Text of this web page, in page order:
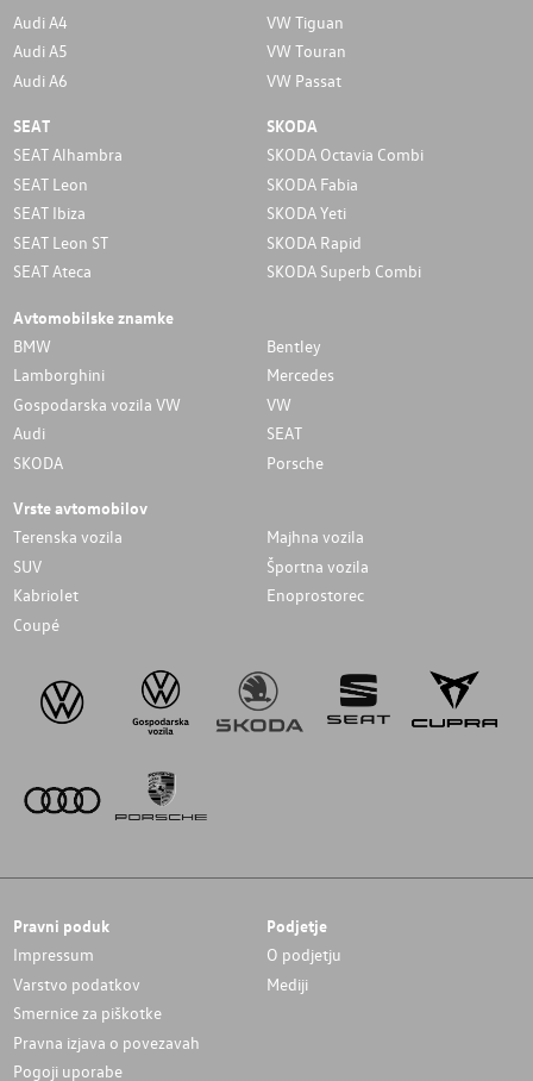
Audi A4
Audi A5
Audi A6
VW Tiguan
VW Touran
VW Passat
SEAT
SEAT Alhambra
SEAT Leon
SEAT Ibiza
SEAT Leon ST
SEAT Ateca
SKODA
SKODA Octavia Combi
SKODA Fabia
SKODA Yeti
SKODA Rapid
SKODA Superb Combi
Avtomobilske znamke
BMW
Bentley
Lamborghini
Mercedes
Gospodarska vozila VW
VW
Audi
SEAT
SKODA
Porsche
Vrste avtomobilov
Terenska vozila
Majhna vozila
SUV
Športna vozila
Kabriolet
Enoprostorec
Coupé
Pravni poduk
Impressum
Varstvo podatkov
Smernice za piškotke
Pravna izjava o povezavah
Pogoji uporabe
Podjetje
O podjetju
Mediji